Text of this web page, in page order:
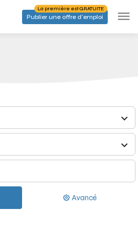
Publier une offre d'emploi
La première est GRATUITE
- Joboto
Avancé